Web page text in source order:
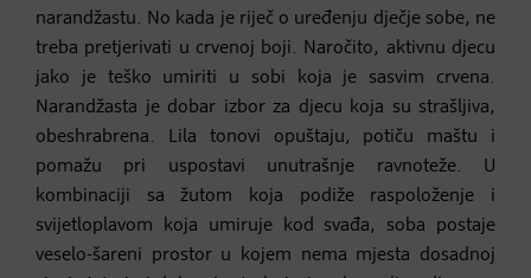
narandžastu. No kada je riječ o uređenju dječje sobe, ne
treba pretjerivati u crvenoj boji. Naročito, aktivnu djecu
jako je teško umiriti u sobi koja je sasvim crvena.
Narandžasta je dobar izbor za djecu koja su strašljiva,
obeshrabrena. Lila tonovi opuštaju, potiču maštu i
pomažu pri uspostavi unutrašnje ravnoteže. U
kombinaciji sa žutom koja podiže raspoloženje i
svijetloplavom koja umiruje kod svađa, soba postaje
veselo-šareni prostor u kojem nema mjesta dosadnoj